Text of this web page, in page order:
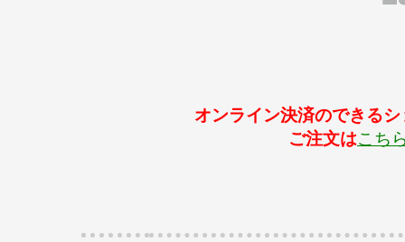
オンライン決済のできる
ご注文はこち